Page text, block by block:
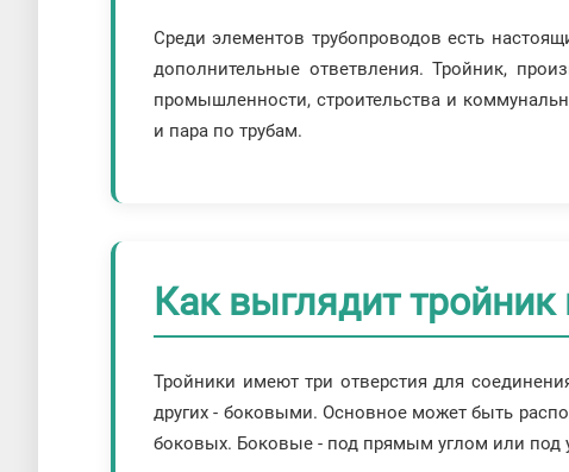
Среди элементов трубопроводов есть
дополнительные ответвления. Тройник,
промышленности, строительства и
и пара по трубам.
Как выглядит
Тройники имеют три отверстия для
других - боковыми. Основное может быть
боковых. Боковые - под прямым углом или под